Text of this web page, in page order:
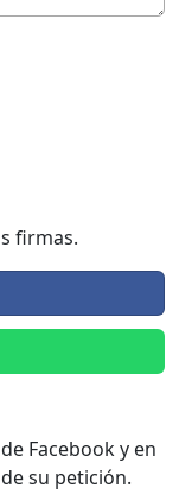
firmas.
Facebook y en
su petición.